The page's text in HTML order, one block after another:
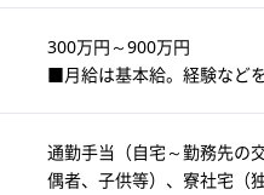
300万円～900万円
■月給は基本給。経験など
通勤手当（自宅～勤務先の
偶者、子供等）、寮社宅（